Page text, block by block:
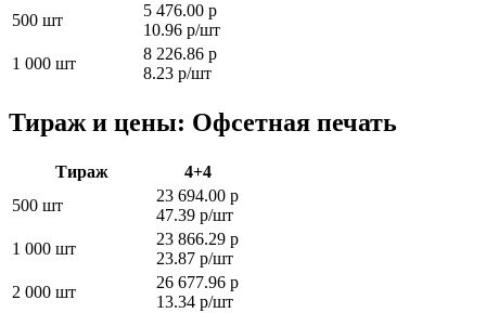
500 шт
5 476.00 р
10.96 р/шт
1 000 шт
8 226.86 р
8.23 р/шт
Тираж и цены: Офсетная печать
Тираж
4+4
500 шт
23 694.00 р
47.39 р/шт
1 000 шт
23 866.29 р
23.87 р/шт
2 000 шт
26 677.96 р
13.34 р/шт